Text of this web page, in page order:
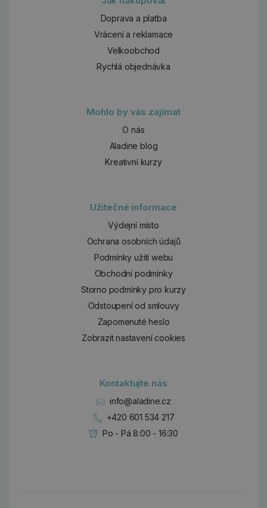
Doprava a platba
Vrácení a reklamace
Velkoobchod
Rychlá objednávka
Mohlo by vás zajímat
O nás
Aladine blog
Kreativní kurzy
Užitečné informace
Výdejní místo
Ochrana osobních údajů
Podmínky užití webu
Obchodní podmínky
Storno podmínky pro kurzy
Odstoupení od smlouvy
Zapomenuté heslo
Zobrazit nastavení cookies
Kontaktujte nás
info@aladine.cz
+420 601 534 217
Po - Pá 8:00 - 16:30